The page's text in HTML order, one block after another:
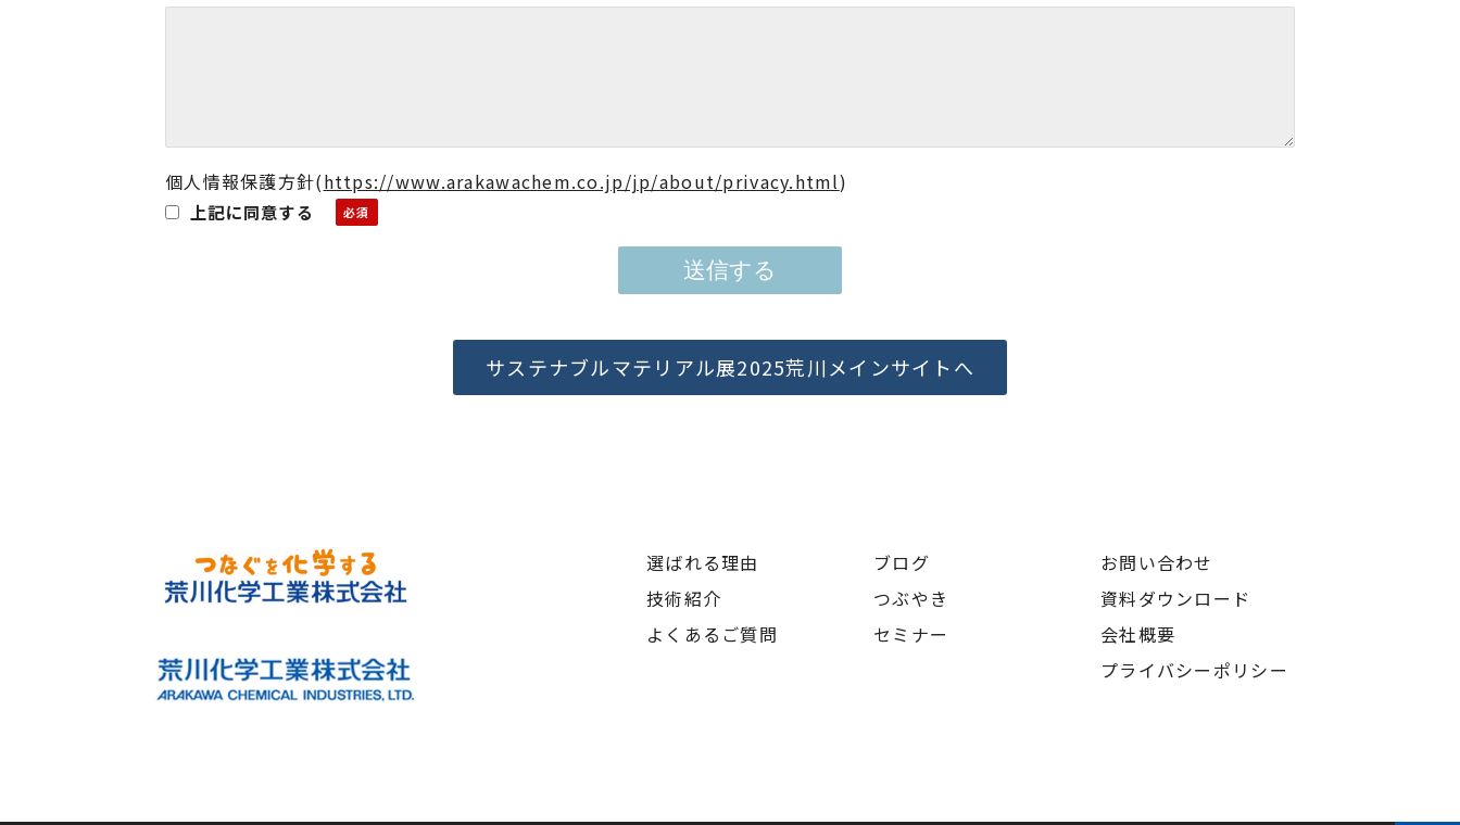
個人情報保護方針(https://www.arakawachem.co.jp/jp/about/privacy.html)
上記に同意する
サステナブルマテリアル展2025荒川メインサイトへ
選ばれる理由
技術紹介
よくあるご質問
ブログ
つぶやき
セミナー
お問い合わせ
資料ダウンロード
会社概要
プライバシーポリシー